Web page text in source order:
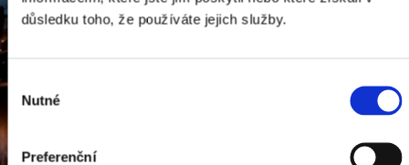
důsledku toho, že používáte jejich služby.
Výběr
souhlasu
Nutné
Preferenční